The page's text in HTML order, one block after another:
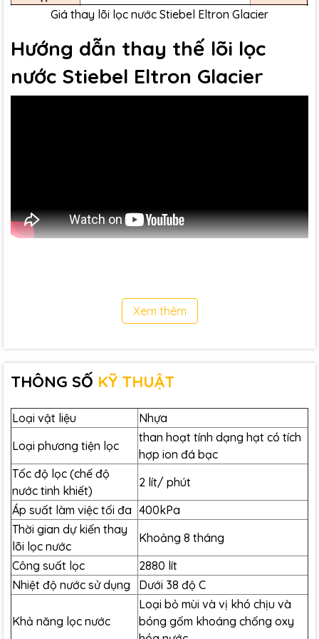
Giá thay lõi lọc nước Stiebel Eltron Glacier
Hướng dẫn thay thế lõi lọc
nước Stiebel Eltron Glacier
lọc nước Stiebel Eltron đúng
Việc thay lõi lọc nước đúng hạn không chỉ giúp đảm bảo
nguồn nước sạch mà còn mang lại nhiều lợi ích quan
trọng:
Ngăn chặn tái nhiễm khuẩn: Lõi lọc cũ tích tụ vi
khuẩn, virus và cặn bẩn sau thời gian sử dụng,
dễ gây ô nhiễm nguồn nước.
Hương vị nước tươi mới, ngon hơn: Lõi than
hoạt tính giúp loại bỏ mùi vị khó chịu và giữ vị
ngọt tự nhiên. Lõi hết hạn làm giảm chất lượng
nước, mất vị ngon, và tăng nguy cơ nhiễm
khuẩn.
Đảm bảo hiệu suất máy lọc nước, tránh tắc
nghẽn: Lõi quá hạn dễ bị tắc, làm nước chảy
yếu hoặc không ra nước.
Bảo vệ các bộ phận khác: Nước không được
làm mềm cũng gây cặn bám trong đường ống,
Xem thêm
THÔNG SỐ KỸ THUẬT
Loại vật liệu
Nhựa
Loại phương tiện lọc
than hoạt tính dạng hạt có tích
hợp ion đá bạc
Tốc độ lọc (chế độ
nước tinh khiết)
2 lít/ phút
Áp suất làm việc tối đa 400kPa
Thời gian dự kiến ​​thay
lõi lọc nước
Khoảng 8 tháng
Công suất lọc
2880 lít
Nhiệt độ nước sử dụng
Dưới 38 độ C
Khả năng lọc nước
Loại bỏ mùi và vị khó chịu và
bóng gốm khoáng chống oxy